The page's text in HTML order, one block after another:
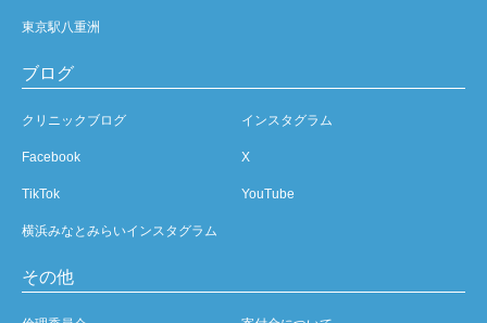
東京駅八重洲
ブログ
クリニックブログ インスタグラム
Facebook X
TikTok YouTube
横浜みなとみらいインスタグラム
その他